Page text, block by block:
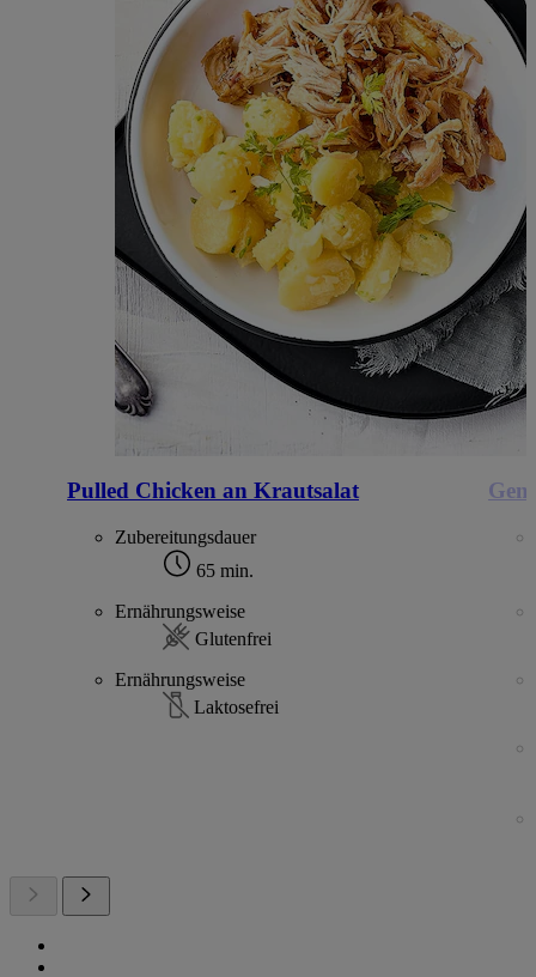
Pulled Chicken an Krautsalat
Zubereitungsdauer
65 min.
Ernährungsweise
Glutenfrei
Ernährungsweise
Laktosefrei